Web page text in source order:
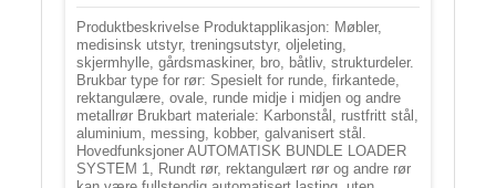
Produktbeskrivelse Produktapplikasjon: Møbler,
medisinsk utstyr, treningsutstyr, oljeleting,
skjermhylle, gårdsmaskiner, bro, båtliv, strukturdeler.
Brukbar type for rør: Spesielt for runde, firkantede,
rektangulære, ovale, runde midje i midjen og andre
metallrør Brukbart materiale: Karbonstål, rustfritt stål,
aluminium, messing, kobber, galvanisert stål.
Hovedfunksjoner AUTOMATISK BUNDLE LOADER
SYSTEM 1, Rundt rør, rektangulært rør og andre rør